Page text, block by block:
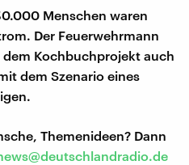
Menschen waren
Der Feuerwehrmann
Kochbuchprojekt auch
dem Szenario eines
Themenideen? Dann